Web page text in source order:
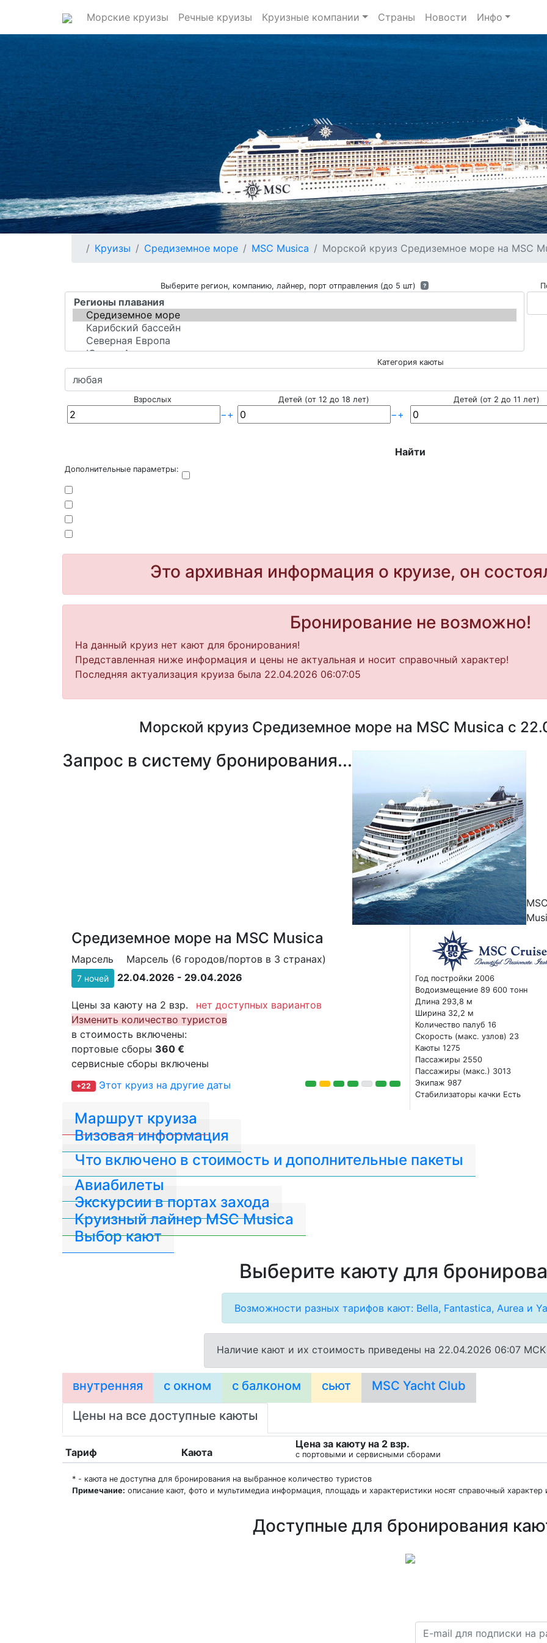
Морские круизы Речные круизы Круизные компании Страны Новости Инфо
Круизы Средиземное море MSC Musica Морской круиз Средиземное море на MSC
Выберите регион, компанию, лайнер, порт отправления (до 5 шт) ?
Категория каюты
Взрослых
−+
Детей (от 12 до 18 лет)
−+
Детей (от 2 до 11 лет)
Найти
Дополнительные параметры:
Это архивная информация о круизе, он
Бронирование не возможно!
На данный круиз нет кают для бронирования!
Представленная ниже информация и цены не актуальная и носит справочный характер!
Последняя актуализация круиза была 22.04.2026 06:07:05
Морской круиз Средиземное море на MSC Musica с
MSC
Средиземное море на MSC Musica
Марсель Марсель (6 городов/портов в 3 странах)
7 ночей 22.04.2026 - 29.04.2026
Цены за каюту на 2 взр.
нет доступных вариантов
Изменить количество туристов
в стоимость включены:
портовые сборы 360 €
сервисные сборы включены
+22 Этот круиз на другие даты
Год постройки 2006
Водоизмещение 89 600 тонн
Длина 293,8 м
Ширина 32,2 м
Количество палуб 16
Скорость (макс. узлов) 23
Каюты 1275
Пассажиры 2550
Пассажиры (макс.) 3013
Экипаж 987
Стабилизаторы качки Есть
Запрос в систему бронирования...
Маршрут круиза
Визовая информация
Авиабилеты
Что включено в стоимость и дополнительные пакеты
Экскурсии в портах захода
Круизный лайнер MSC Musica
Выбор кают
Выберите каюту для
Возможности разных тарифов кают: Bella, Fantastica, Aurea и
Наличие кают и их стоимость приведены на 22.04.2026 06:07 MCK
внутренняя с окном с балконом сьют MSC Yacht Club
Цены на все доступные каюты
Тариф Каюта
Цена за каюту на 2 взр.
с портовыми и сервисными сборами
* - каюта не доступна для бронирования на выбранное количество туристов
Примечание: описание кают, фото и мультимедиа информация, площадь и характеристики носят справочный характер
Доступные для бронирования